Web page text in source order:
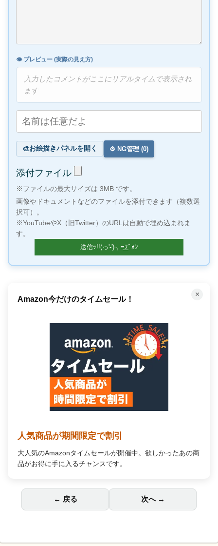
👁️ プレビュー (実際の見え方)
入力したコメントがここにリアルタイムで表示され
ます
🎨お絵描きパネルを開く ⚙️ NG管理 (0)
添付ファイル
※ファイルの最大サイズは 3MB です。
画像やドキュメントなどのファイルを添付できます（複数選
択可）。
※YouTubeやX（旧Twitter）のURLは自動で埋め込まれま
す。
← 戻る 次へ →